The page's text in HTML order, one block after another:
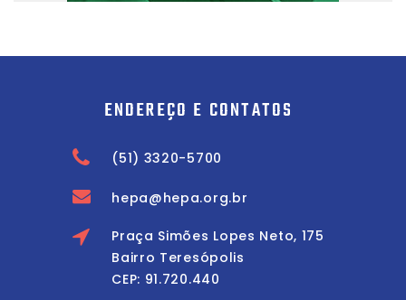
ENDEREÇO E CONTATOS
(51) 3320-5700
hepa@hepa.org.br
Praça Simões Lopes Neto, 175
Bairro Teresópolis
CEP: 91.720.440